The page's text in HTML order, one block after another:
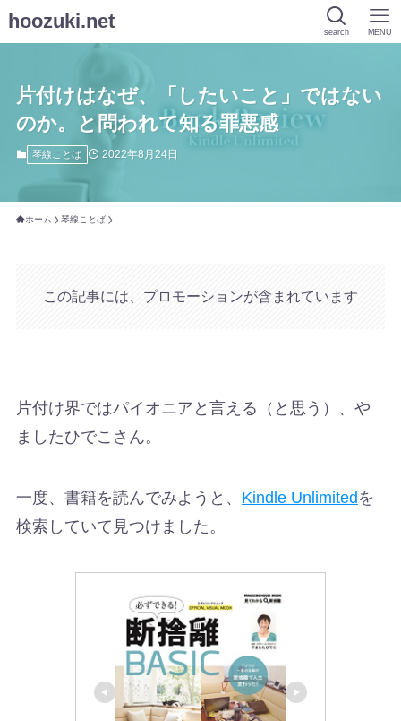
hoozuki.net search MENU
片付けはなぜ、「したいこと」ではない
のか。と問われて知る罪悪感
琴線ことば 2022年8月24日
ホーム 琴線ことば
この記事には、プロモーションが含まれています
片付け界ではパイオニアと言える（と思う）、や
ましたひでこさん。
一度、書籍を読んでみようと、 Kindle Unlimitedを
検索していて見つけました。